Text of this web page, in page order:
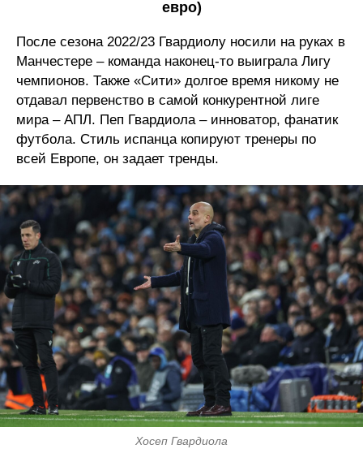
евро)
После сезона 2022/23 Гвардиолу носили на руках в
Манчестере – команда наконец-то выиграла Лигу
чемпионов. Также «Сити» долгое время никому не
отдавал первенство в самой конкурентной лиге
мира – АПЛ. Пеп Гвардиола – инноватор, фанатик
футбола. Стиль испанца копируют тренеры по
всей Европе, он задает тренды.
Хосеп Гвардиола